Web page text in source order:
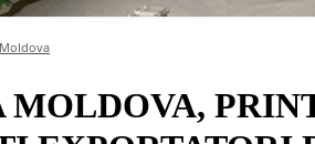
MOLDOVA,